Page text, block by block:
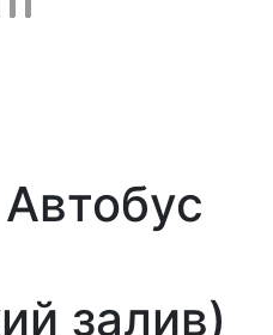
залив)